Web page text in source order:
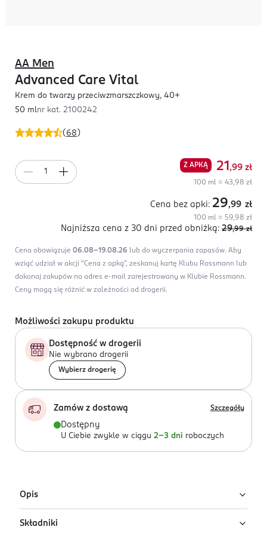
( 68 )
AA Men
Advanced Care Vital
Krem do twarzy przeciwzmarszczkowy, 40+
50 mlnr kat. 2100242
Z APKĄ 21 ,99 zł
100 ml = 43,98 zł
Cena bez apki: 29,99 zł
100 ml = 59,98 zł
Najniższa cena z 30 dni przed obniżką: 29,99 zł
Cena obowiązuje 06.08-19.08.26 lub do wyczerpania zapasów. Aby
wziąć udział w akcji “Cena z apką”, zeskanuj kartę Klubu Rossmann lub
dokonaj zakupów na adres e-mail zarejestrowany w Klubie Rossmann.
Ceny mogą się różnić w zależności od drogerii.
Możliwości zakupu produktu
Dostępność w drogerii
Nie wybrano drogerii
Wybierz drogerię
Zamów z dostawą Szczegóły
Dostępny
U Ciebie zwykle w ciągu 2-3 dni roboczych
Opis
Przeciwzmarszczkowy krem do twarzy dla mężczyzn AA
Składniki